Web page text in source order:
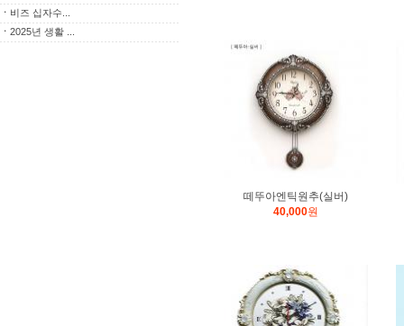
ㆍ 비즈 십자수...
ㆍ 2025년 생활 ...
떼뚜아엔틱원추(실버)
40,000원